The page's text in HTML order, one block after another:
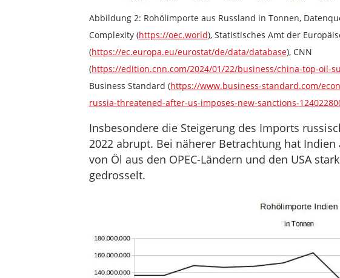
Abbildung 2: Rohölimporte aus Russland in Tonnen,
Complexity (https://oec.world), Statistisches Amt der
(https://ec.europa.eu/eurostat/de/data/database), CNN
(https://edition.cnn.com/2024/01/22/business/china-top-oil-
Business Standard (https://www.business-standard.com/
russia-threatened-after-us-imposes-new-sanctions-
Insbesondere die Steigerung des Imports
2022 abrupt. Bei näherer Betrachtung hat
von Öl aus den OPEC-Ländern und den USA
gedrosselt.